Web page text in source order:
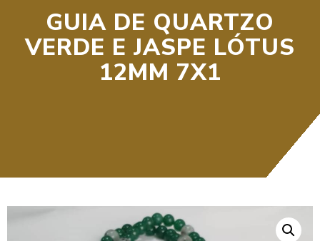
GUIA DE QUARTZO
VERDE E JASPE LÓTUS
12MM 7X1